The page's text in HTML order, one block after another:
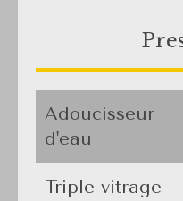
Adoucisseur
d'eau
Triple vitrage